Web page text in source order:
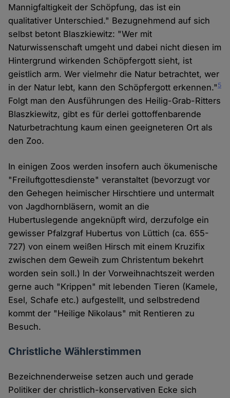
Mannigfaltigkeit der Schöpfung, das ist ein
qualitativer Unterschied." Bezugnehmend auf sich
selbst betont Blaszkiewitz: "Wer mit
Naturwissenschaft umgeht und dabei nicht diesen im
Hintergrund wirkenden Schöpfergott sieht, ist
geistlich arm. Wer vielmehr die Natur betrachtet, wer
in der Natur lebt, kann den Schöpfergott erkennen."5
Folgt man den Ausführungen des Heilig-Grab-Ritters
Blaszkiewitz, gibt es für derlei gottoffenbarende
Naturbetrachtung kaum einen geeigneteren Ort als
den Zoo.
In einigen Zoos werden insofern auch ökumenische
"Freiluftgottesdienste" veranstaltet (bevorzugt vor
den Gehegen heimischer Hirschtiere und untermalt
von Jagdhornbläsern, womit an die
Hubertuslegende angeknüpft wird, derzufolge ein
gewisser Pfalzgraf Hubertus von Lüttich (ca. 655-
727) von einem weißen Hirsch mit einem Kruzifix
zwischen dem Geweih zum Christentum bekehrt
worden sein soll.) In der Vorweihnachtszeit werden
gerne auch "Krippen" mit lebenden Tieren (Kamele,
Esel, Schafe etc.) aufgestellt, und selbstredend
kommt der "Heilige Nikolaus" mit Rentieren zu
Besuch.
Christliche Wählerstimmen
Bezeichnenderweise setzen auch und gerade
Politiker der christlich-konservativen Ecke sich